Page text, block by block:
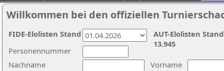
Willkommen bei den offiziellen
Nachname
Vorname
Personennummer
AUT-Elolisten
13.945
FIDE-Elolisten Stand